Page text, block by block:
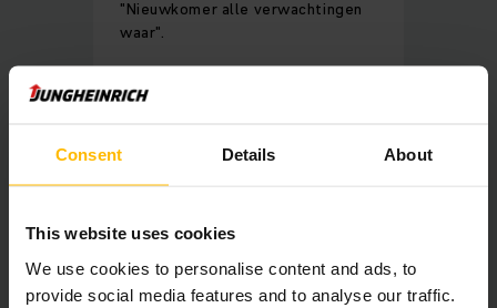
Consent Details About
This website uses cookies
We use cookies to personalise content and ads, to
provide social media features and to analyse our traffic.
"Nieuwkomer alle verwachtingen
waar".
LEES HIER MEER